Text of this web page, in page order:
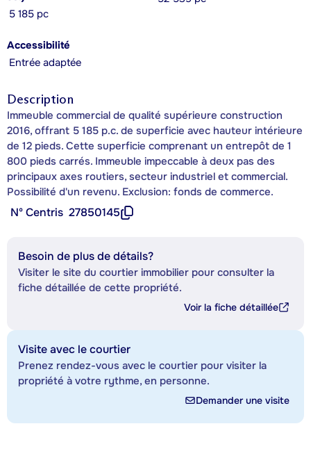
5 185 pc
Accessibilité
Entrée adaptée
Description
Immeuble commercial de qualité supérieure construction
2016, offrant 5 185 p.c. de superficie avec hauteur intérieure
de 12 pieds. Cette superficie comprenant un entrepôt de 1
800 pieds carrés. Immeuble impeccable à deux pas des
principaux axes routiers, secteur industriel et commercial.
Possibilité d'un revenu. Exclusion: fonds de commerce.
Nº Centris 27850145
Besoin de plus de détails?
Visiter le site du courtier immobilier pour consulter la
fiche détaillée de cette propriété.
Voir la fiche détaillée
Visite avec le courtier
Prenez rendez-vous avec le courtier pour visiter la
propriété à votre rythme, en personne.
Demander une visite